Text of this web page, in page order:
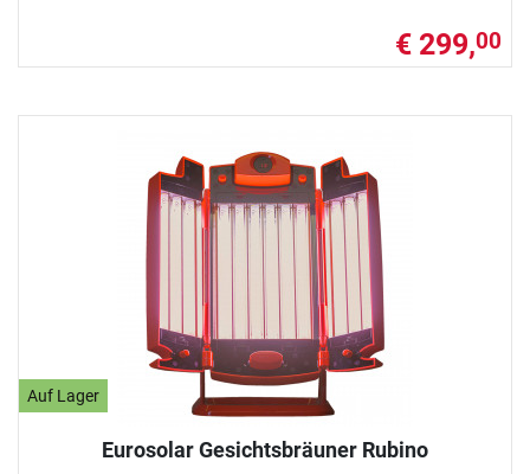
€ 299,00
Auf Lager
Eurosolar Gesichtsbräuner Rubino